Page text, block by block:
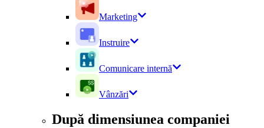
Marketing
Instruire
Comunicare internă
Vânzări
După dimensiunea companiei